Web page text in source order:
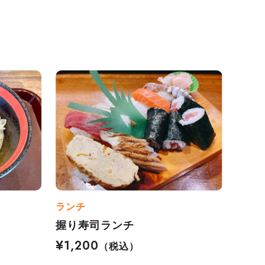
ランチ
握り寿司ランチ
¥1,200
（税込）